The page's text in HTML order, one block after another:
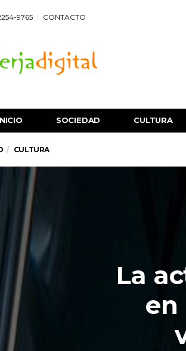
9765 CONTACTO
SOCIEDAD CULTURA
CULTURA
La
en